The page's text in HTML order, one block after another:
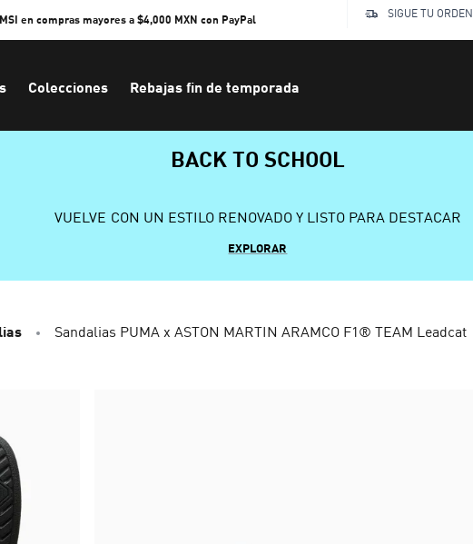
en compras mayores a $4,000 MXN con PayPal
SIGUE TU ORDEN
Colecciones Rebajas fin de temporada
BACK TO SCHOOL
VUELVE CON UN ESTILO RENOVADO Y LISTO PARA DESTACAR
EXPLORAR
Sandalias PUMA x ASTON MARTIN ARAMCO F1® TEAM Leadcat